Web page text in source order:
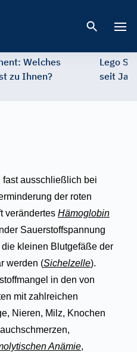
Welches
zu Ihnen?
Lego
seit
fast ausschließlich bei
der roten
verändertes Hämoglobin
Sauerstoffspannung
kleinen Blutgefäße der
werden (Sichelzelle).
in den von
mit zahlreichen
Nieren, Milz, Knochen
Anämie,